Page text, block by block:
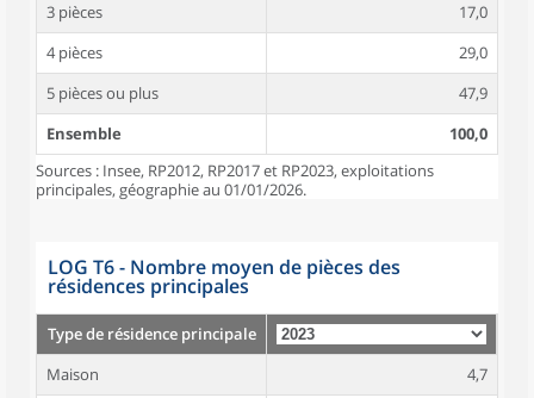
3 pièces
17,0
4 pièces
29,0
5 pièces ou plus
47,9
Ensemble
100,0
Sources : Insee, RP2012, RP2017 et RP2023, exploitations
principales, géographie au 01/01/2026.
LOG T6 - Nombre moyen de pièces des
résidences principales
Type de résidence principale
Maison
4,7